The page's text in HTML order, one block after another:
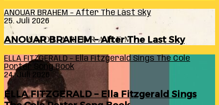
ANOUAR BRAHEM – After The Last Sky
25. Juli 2026
ANOUAR BRAHEM – After The Last Sky
ELLA FITZGERALD – Ella Fitzgerald Sings The Cole
Porter Song Book
24. Juli 2026
ELLA FITZGERALD – Ella Fitzgerald Sings